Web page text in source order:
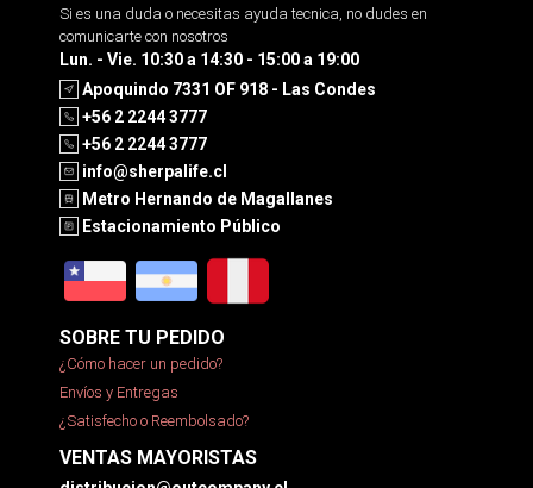
Si es una duda o necesitas ayuda tecnica, no dudes en
comunicarte con nosotros
Lun. - Vie. 10:30 a 14:30 - 15:00 a 19:00
Apoquindo 7331 OF 918 - Las Condes
+56 2 2244 3777
+56 2 2244 3777
info@sherpalife.cl
Metro Hernando de Magallanes
Estacionamiento Público
SOBRE TU PEDIDO
¿Cómo hacer un pedido?
Envíos y Entregas
¿Satisfecho o Reembolsado?
VENTAS MAYORISTAS